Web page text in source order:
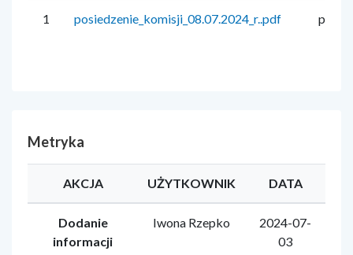
1 posiedzenie_komisji_08.07.2024_r..pdf pdf
Metryka
AKCJA UŻYTKOWNIK DATA
Dodanie
informacji
Iwona Rzepko
2024-07-
03